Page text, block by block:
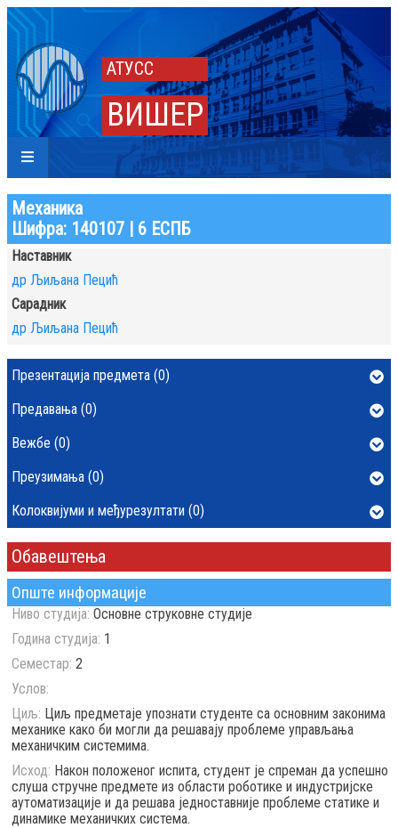
АТУСС
ВИШЕР
Механика
Шифра: 140107 | 6 ЕСПБ
Опште информације
Ниво студија: Основне струковне студије
Година студија: 1
Семестар: 2
Услов:
Циљ: Циљ предметаје упознати студенте са основним законима
механике како би могли да решавају проблеме управљања
механичким системима.
Исход: Након положеног испита, студент је спреман да успешно
слуша стручне предмете из области роботике и индустријске
аутоматизације и да решава једноставније проблеме статике и
динамике механичких система.
Наставник
др Љиљана Пецић
Сарадник
др Љиљана Пецић
Презентација предмета (0)
Предавања (0)
Вежбе (0)
Преузимања (0)
Колоквијуми и међурезултати (0)
Обавештења